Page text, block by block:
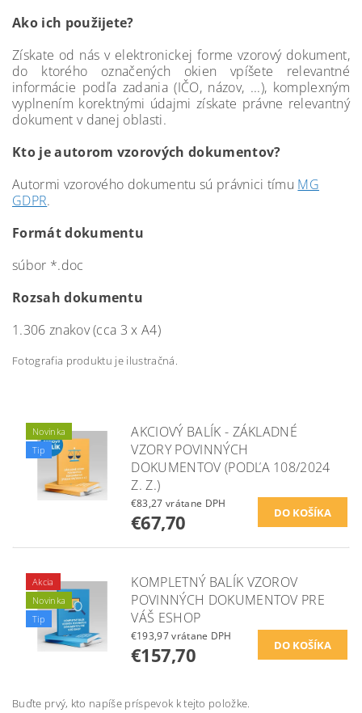
Ako ich použijete?
Získate od nás v elektronickej forme vzorový dokument,
do ktorého označených okien vpíšete relevantné
informácie podľa zadania (IČO, názov, ...), komplexným
vyplnením korektnými údajmi získate právne relevantný
dokument v danej oblasti.
Kto je autorom vzorových dokumentov?
Autormi vzorového dokumentu sú právnici tímu MG
GDPR.
Formát dokumentu
súbor *.doc
Rozsah dokumentu
1.306 znakov (cca 3 x A4)
Fotografia produktu je ilustračná.
Novinka
Tip
AKCIOVÝ BALÍK - ZÁKLADNÉ
VZORY POVINNÝCH
DOKUMENTOV (PODĽA 108/2024
Z. Z.)
€83,27 vrátane DPH
€67,70
Akcia
Novinka
Tip
KOMPLETNÝ BALÍK VZOROV
POVINNÝCH DOKUMENTOV PRE
VÁŠ ESHOP
€193,97 vrátane DPH
€157,70
Buďte prvý, kto napíše príspevok k tejto položke.